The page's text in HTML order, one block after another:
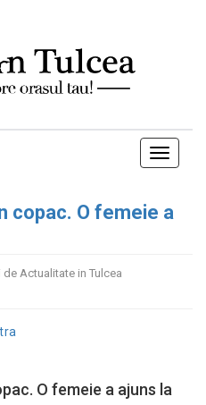
Toggle
copac. O femeie a
de Actualitate in Tulcea
O femeie a ajuns la